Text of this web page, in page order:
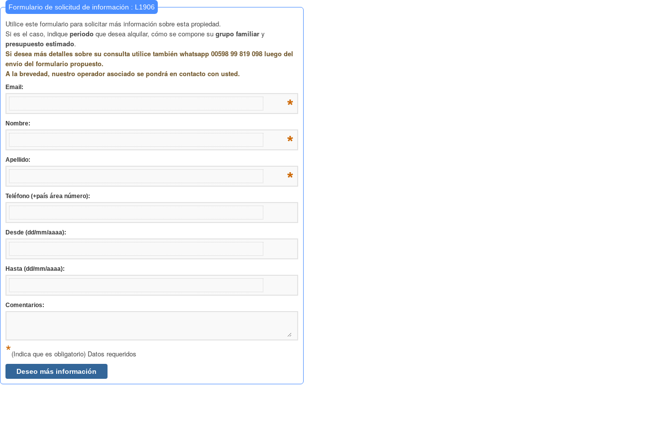
Formulario de solicitud de información : L1906
Utilice este formulario para solicitar más información sobre esta propiedad.
Si es el caso, indique periodo que desea alquilar, cómo se compone su grupo familiar y
presupuesto estimado.
Si desea más detalles sobre su consulta utilice también whatsapp 00598 99 819 098 luego del
envío del formulario propuesto.
A la brevedad, nuestro operador asociado se pondrá en contacto con usted.
Email:
*
Nombre:
*
Apellido:
*
Teléfono (+país área número):
Desde (dd/mm/aaaa):
Hasta (dd/mm/aaaa):
Comentarios:
*(Indica que es obligatorio) Datos requeridos